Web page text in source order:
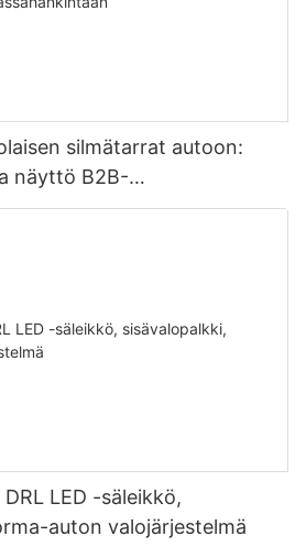
silmätarrat autoon:
näyttö B2B-
LED -säleikkö,
auton valojärjestelmä